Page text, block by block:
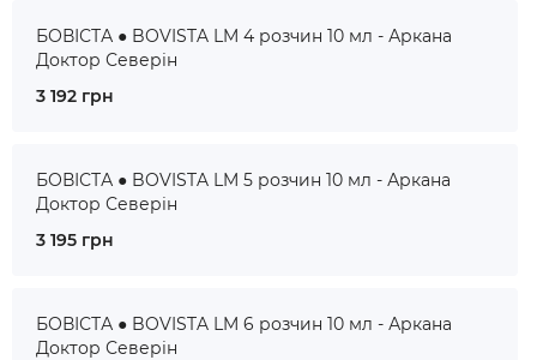
БОВІСТА ● BOVISTA LM 4 розчин 10 мл - Аркана
Доктор Северін
3 192 грн
БОВІСТА ● BOVISTA LM 5 розчин 10 мл - Аркана
Доктор Северін
3 195 грн
БОВІСТА ● BOVISTA LM 6 розчин 10 мл - Аркана
Доктор Северін